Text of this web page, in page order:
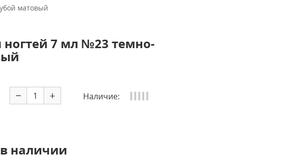
матовый
ногтей 7 мл №23 темно-
− + Наличие:
наличии